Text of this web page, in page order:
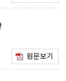
원문보기